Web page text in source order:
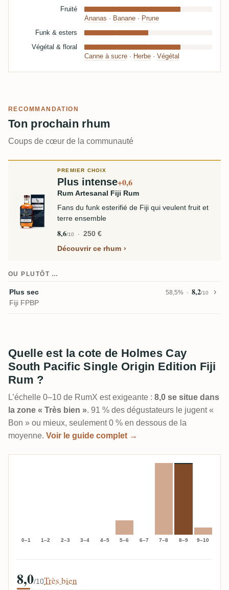
Fruité
Ananas · Banane · Prune
Funk & esters
Végétal & floral
Canne à sucre · Herbe · Végétal
RECOMMANDATION
Ton prochain rhum
Coups de cœur de la communauté
PREMIER CHOIX
Plus intense+0,6
Rum Artesanal Fiji Rum
Fans du funk esterifié de Fiji qui veulent fruit et
terre ensemble
8,6/10
250 €
Découvrir ce rhum
OU PLUTÔT …
Plus sec 58,5% 8,2/10
Fiji FPBP
Quelle est la cote de Holmes Cay
South Pacific Single Origin Edition Fiji
Rum ?
L’échelle 0–10 de RumX est exigeante : 8,0 se situe dans
la zone « Très bien ». 91 % des dégustateurs le jugent «
Bon » ou mieux, seulement 0 % en dessous de la
moyenne. Voir le guide complet →
0–1 1–2 2–3 3–4 4–5 5–6 6–7 7–8 8–9 9–10
8,0/10Très bien